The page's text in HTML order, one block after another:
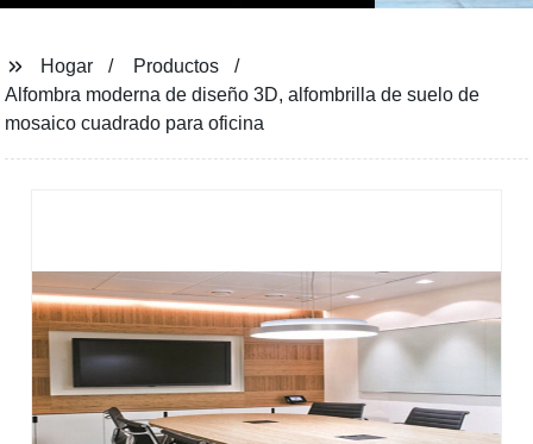
Hogar
Productos
Alfombra moderna de diseño 3D, alfombrilla de suelo de
mosaico cuadrado para oficina